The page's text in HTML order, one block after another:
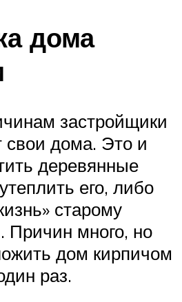
дома
застройщики
дома. Это и
деревянные
его, либо
старому
Причин много, но
дом кирпичом
раз.